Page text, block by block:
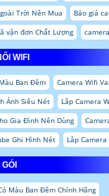
Trời Nên Mua
Báo giá
vận đơn Chất Lượng
WIFI
Ban Đêm
Camera Wifi
Ảnh Siêu Nét
Lắp Camera
Gia Đình Nên Dùng
Ghi Hình Nét
Lắp
Màu Ban Đêm Chính Hãng